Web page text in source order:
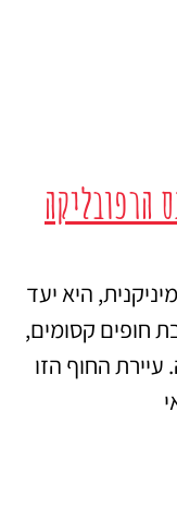
הרפובליקה
היא יעד
חופים קסומים,
עיירת החוף הזו